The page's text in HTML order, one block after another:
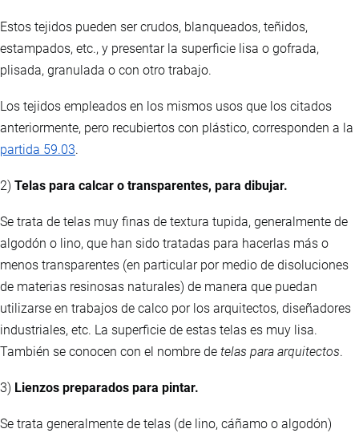
Estos tejidos pueden ser crudos, blanqueados, teñidos,
estampados, etc., y presentar la superficie lisa o gofrada,
plisada, granulada o con otro trabajo.
Los tejidos empleados en los mismos usos que los citados
anteriormente, pero recubiertos con plástico, corresponden a la
partida 59.03.
2) Telas para calcar o transparentes, para dibujar.
Se trata de telas muy finas de textura tupida, generalmente de
algodón o lino, que han sido tratadas para hacerlas más o
menos transparentes (en particular por medio de disoluciones
de materias resinosas naturales) de manera que puedan
utilizarse en trabajos de calco por los arquitectos, diseñadores
industriales, etc. La superficie de estas telas es muy lisa.
También se conocen con el nombre de telas para arquitectos.
3) Lienzos preparados para pintar.
Se trata generalmente de telas (de lino, cáñamo o algodón)